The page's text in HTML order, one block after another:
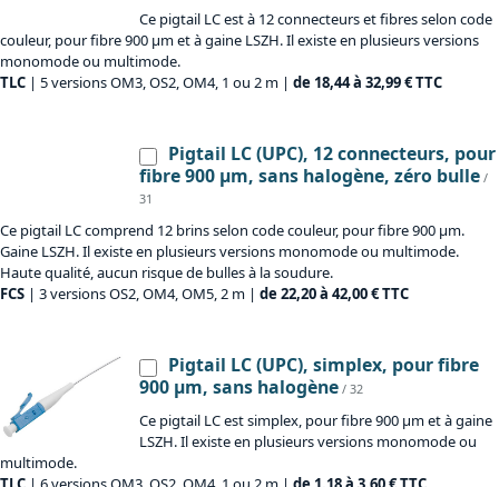
Ce pigtail LC est à 12 connecteurs et fibres selon code
couleur, pour fibre 900 µm et à gaine LSZH. Il existe en plusieurs versions
monomode ou multimode.
TLC | 5 versions OM3, OS2, OM4, 1 ou 2 m | de 18,44 à 32,99 € TTC
Pigtail LC (UPC), 12 connecteurs, pour
fibre 900 µm, sans halogène, zéro bulle /
31
Ce pigtail LC comprend 12 brins selon code couleur, pour fibre 900 µm.
Gaine LSZH. Il existe en plusieurs versions monomode ou multimode.
Haute qualité, aucun risque de bulles à la soudure.
FCS | 3 versions OS2, OM4, OM5, 2 m | de 22,20 à 42,00 € TTC
Pigtail LC (UPC), simplex, pour fibre
900 µm, sans halogène / 32
Ce pigtail LC est simplex, pour fibre 900 µm et à gaine
LSZH. Il existe en plusieurs versions monomode ou
multimode.